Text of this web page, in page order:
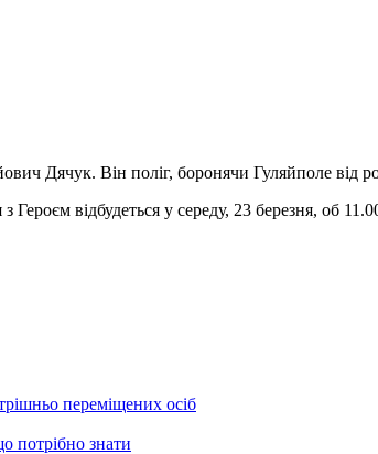
Дячук. Він поліг, боронячи Гуляйполе від
відбудеться у середу, 23 березня, об
переміщених осіб
потрібно знати